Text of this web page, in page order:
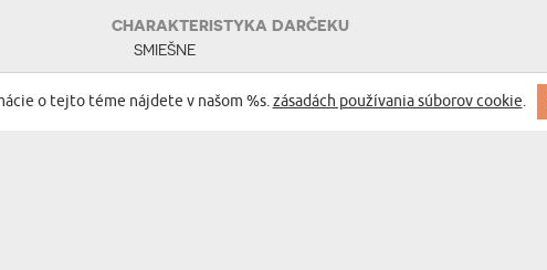
CHARAKTERISTYKA DARČEKU
SMIEŠNE
FOTO
o tejto téme nájdete v našom %s.zásadách používania súborov cookie.